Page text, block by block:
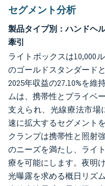
セグメント分析
製品タイプ別：ハンドヘ
牽引
ライトボックスは10,000
のゴールドスタンダード
2025年収益の27.10%を維
ムは、携帯性とプライベ
支えられ、光線療法市場
速に拡大するセグメント
クランプは携帯性と照射
のニーズを満たし、ライ
療を可能にします。夜明
光曝露を求める概日リズ